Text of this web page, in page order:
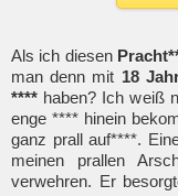
Als ich diesen
man denn mit 18
**** haben? Ich weiß
enge **** hinein
ganz prall auf****.
meinen prallen
verwehren. Er